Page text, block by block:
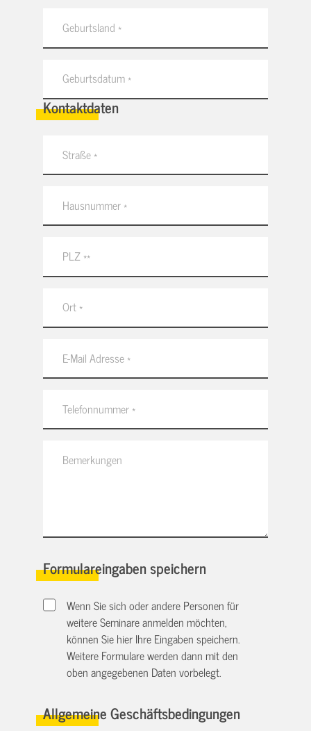
Kontaktdaten
Formulareingaben speichern
Wenn Sie sich oder andere Personen für
weitere Seminare anmelden möchten,
können Sie hier Ihre Eingaben speichern.
Weitere Formulare werden dann mit den
oben angegebenen Daten vorbelegt.
Allgemeine Geschäftsbedingungen